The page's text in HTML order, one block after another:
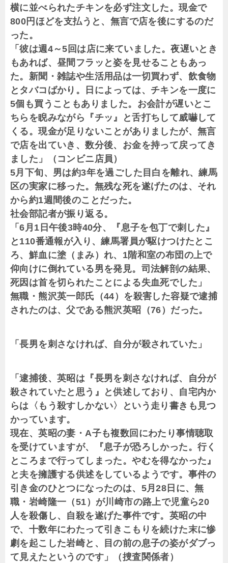
横に並べられたチキンを必ず注文した。現金で
800円ほどを支払うと、無言で店を後にするのだ
った。
「彼は週4～5回は店に来ていました。夜遅いとき
もあれば、昼間フラッと姿を見せることもあっ
た。新聞・雑誌や生活用品は一切買わず、飲食物
とタバコばかり。日によっては、チキンを一度に
5個も買うこともありました。お会計が遅いとこ
ちらを睨みながら『チッ』と舌打ちして威嚇して
くる。現金が足りないことがありましたが、無言
で店を出ていき、数分後、お金を持って戻ってき
ました」（コンビニ店員）
5月下旬、男は約3年を過ごした目白を離れ、練馬
区の実家に移った。無残な死を遂げたのは、それ
から約1週間後のことだった。
社会部記者が振り返る。
「6月1日午後3時40分、『息子を包丁で刺した』
と110番通報が入り、練馬署員が駆けつけたとこ
ろ、鮮血に塗（まみ）れ、1階和室の布団の上で
仰向けに倒れている男を発見。司法解剖の結果、
死因は首を切られたことによる失血死でした」
無職・熊沢英一郎氏（44）を殺害した容疑で逮捕
されたのは、父である熊沢英昭（76）だった。
「長男を刺さなければ、自分が殺されていた」
「逮捕後、英昭は『長男を刺さなければ、自分が
殺されていたと思う』と供述しており、自宅内か
らは〈もう殺すしかない〉という走り書きも見つ
かっています。
現在、英昭の妻・A子も複数回にわたり事情聴取
を受けていますが、『息子が恐ろしかった。行く
ところまで行ってしまった。やむを得なかった』
と夫を擁護する供述をしているようです。事件の
引き金のひとつになったのは、5月28日に、無
職・岩崎隆一（51）が川崎市の路上で児童ら20
人を殺傷し、自殺を遂げた事件です。英昭の中
で、十数年にわたって引きこもりを続けた末に惨
劇を起こした岩崎と、目の前の息子の姿がダブっ
て見えたというのです」（捜査関係者）